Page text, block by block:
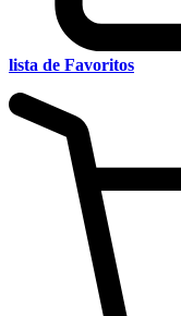
lista de Favoritos